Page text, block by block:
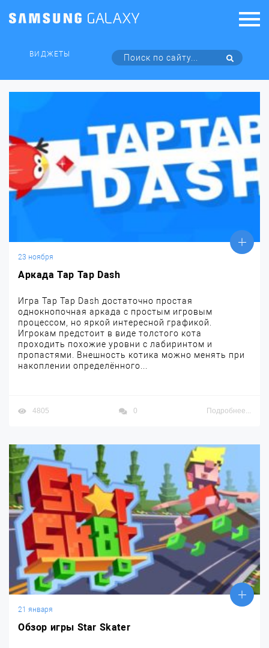
ВИДЖЕТЫ
23 ноября
Аркада Tap Tap Dash
Игра Tap Tap Dash достаточно простая
однокнопочная аркада с простым игровым
процессом, но яркой интересной графикой.
Игрокам предстоит в виде толстого кота
проходить похожие уровни с лабиринтом и
пропастями. Внешность котика можно менять при
накоплении определённого...
4805 0 Подробнее...
21 января
Обзор игры Star Skater